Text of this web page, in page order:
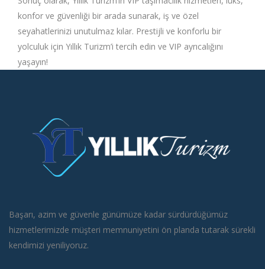
konfor ve güvenliği bir arada sunarak, iş ve özel
seyahatlerinizi unutulmaz kılar. Prestijli ve konforlu bir
yolculuk için Yıllık Turizm’i tercih edin ve VIP ayrıcalığını
yaşayın!
Başarı, azim ve güvenle günümüze kadar sürdürdüğümüz
hizmetlerimizde müşteri memnuniyetini ön planda tutarak sürekli
kendimizi yeniliyoruz.